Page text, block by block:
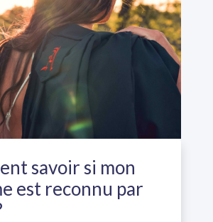
savoir si mon
est reconnu par